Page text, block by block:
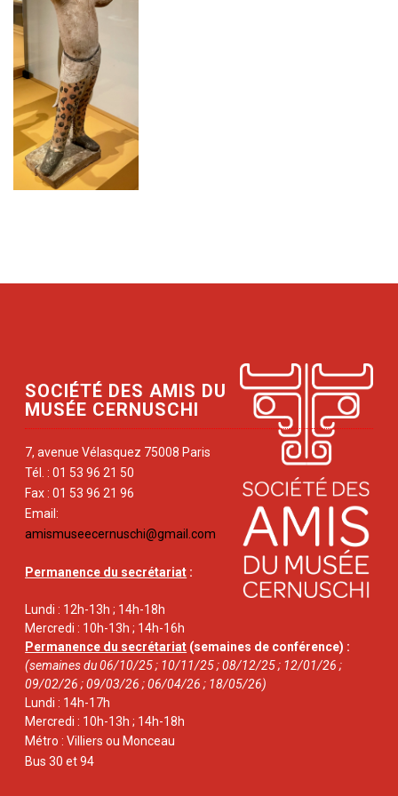
SOCIÉTÉ DES AMIS DU
MUSÉE CERNUSCHI
7, avenue Vélasquez 75008 Paris
Tél. : 01 53 96 21 50
Fax : 01 53 96 21 96
Email:
amismuseecernuschi@gmail.com
Permanence du secrétariat :
Lundi : 12h-13h ; 14h-18h
Mercredi : 10h-13h ; 14h-16h
Permanence du secrétariat (semaines de conférence) :
(semaines du 06/10/25 ; 10/11/25 ; 08/12/25 ; 12/01/26 ;
09/02/26 ; 09/03/26 ; 06/04/26 ; 18/05/26)
Lundi : 14h-17h
Mercredi : 10h-13h ; 14h-18h
Métro : Villiers ou Monceau
Bus 30 et 94